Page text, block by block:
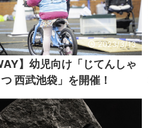
2023/3/13
】幼児向け「じてんしゃ
西武池袋」を開催！